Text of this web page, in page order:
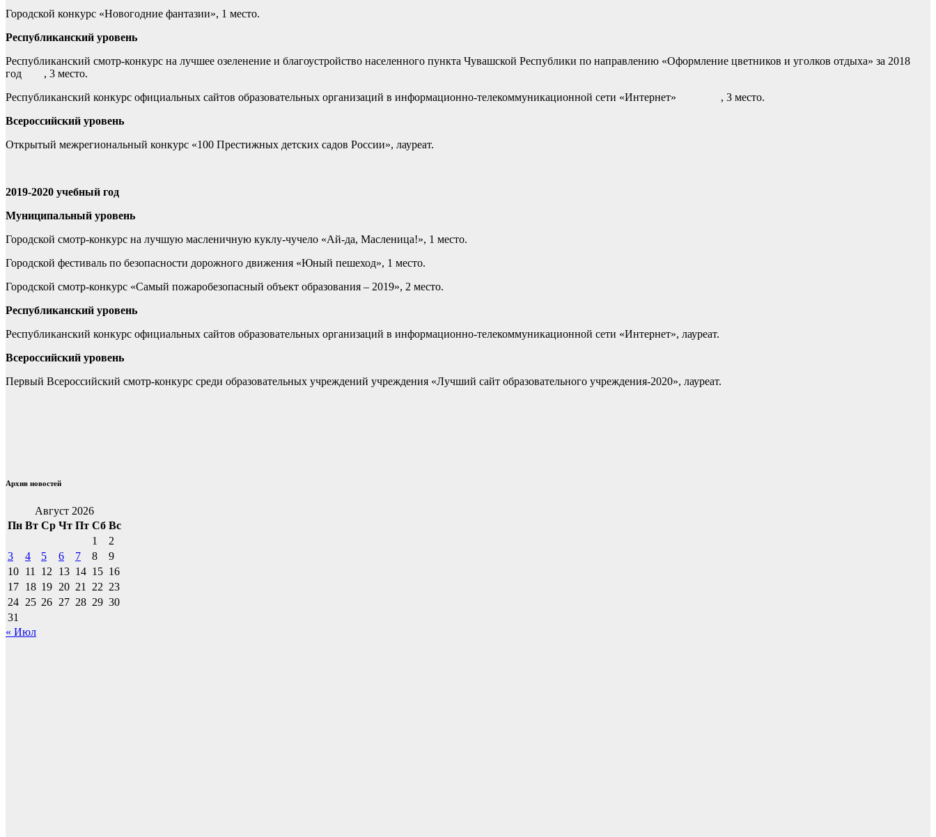
Городской конкурс «Новогодние фантазии», 1 место.
Республиканский уровень
Республиканский смотр-конкурс на лучшее озеленение и благоустройство населенного пункта Чувашской Республики по направлению «Оформление цветников и уголков отдыха» за 2018
год , 3 место.
Республиканский конкурс официальных сайтов образовательных организаций в информационно-телекоммуникационной сети «Интернет» , 3 место.
Всероссийский уровень
Открытый межрегиональный конкурс «100 Престижных детских садов России», лауреат.
2019-2020 учебный год
Муниципальный уровень
Городской смотр-конкурс на лучшую масленичную куклу-чучело «Ай-да, Масленица!», 1 место.
Городской фестиваль по безопасности дорожного движения «Юный пешеход», 1 место.
Городской смотр-конкурс «Самый пожаробезопасный объект образования – 2019», 2 место.
Республиканский уровень
Республиканский конкурс официальных сайтов образовательных организаций в информационно-телекоммуникационной сети «Интернет», лауреат.
Всероссийский уровень
Первый Всероссийский смотр-конкурс среди образовательных учреждений учреждения «Лучший сайт образовательного учреждения-2020», лауреат.
Архив новостей
Август 2026
Пн Вт Ср Чт Пт Сб Вс
1
2
3
4 5 6 7 8
9
10 11 12 13 14 15 16
17 18 19 20 21 22 23
24 25 26 27 28 29 30
31
« Июл